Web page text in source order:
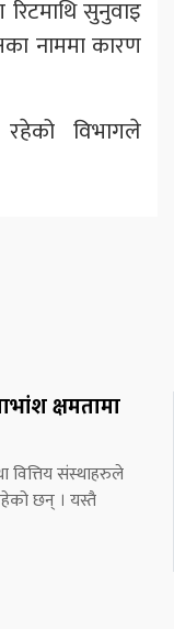
सुनुवाइ
नाममा कारण
विभागले
क्षमतामा
वित्तिय संस्थाहरुले
छन् । यस्तै